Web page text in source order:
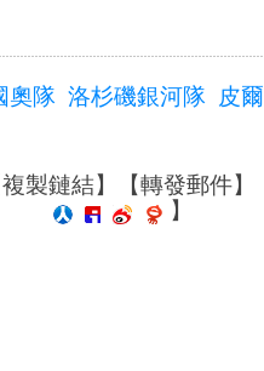
奧隊 洛杉磯銀河隊
皮
複製鏈結】【轉發郵件】
】